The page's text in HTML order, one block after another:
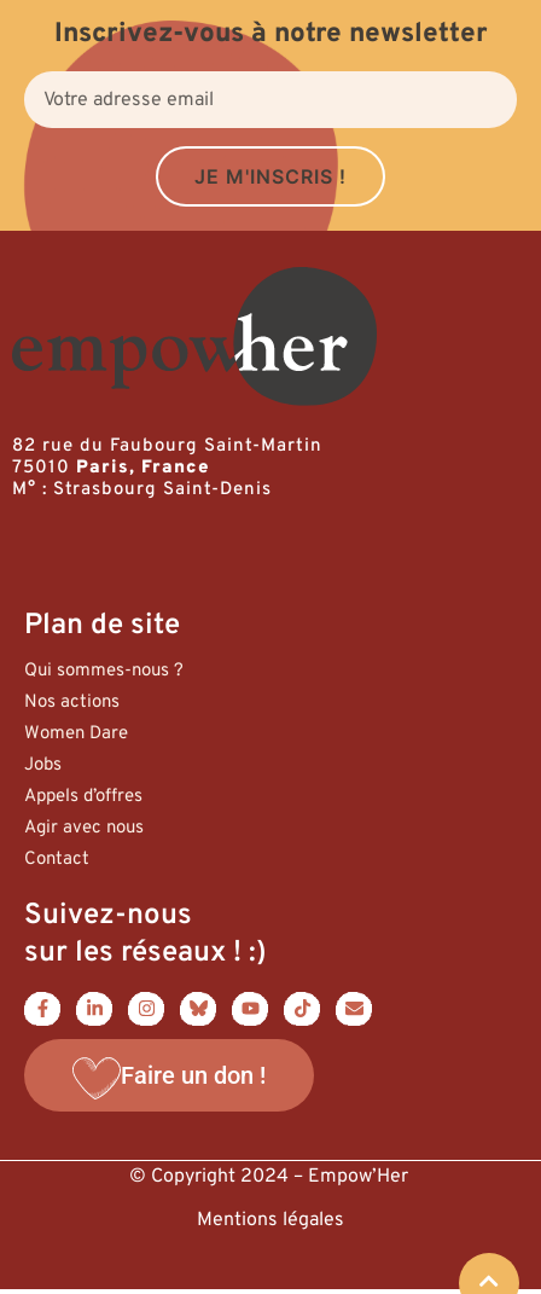
Inscrivez-vous à notre newsletter
JE M'INSCRIS !
82 rue du Faubourg Saint-Martin
75010 Paris, France
M° : Strasbourg Saint-Denis
Plan de site
Qui sommes-nous ?
Nos actions
Women Dare
Jobs
Appels d’offres
Agir avec nous
Contact
Suivez-nous
sur les réseaux ! :)
Faire un don !
© Copyright 2024 – Empow’Her
Mentions légales